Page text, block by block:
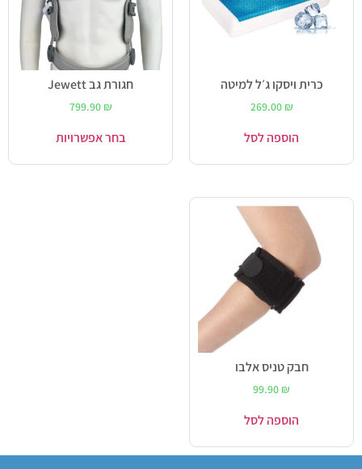
כרית ויסקו ג׳ל למיטה
269.00 ₪
הוספה לסל
חגורת גב Jewett
799.90 ₪
בחר אפשרויות
חבק טניס אלבו
99.90 ₪
הוספה לסל